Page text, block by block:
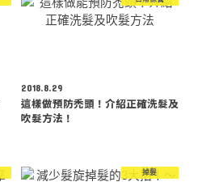
2018.8.29
這樣做預防禿頭！介紹正確洗髮及
吹髮方法！
掉髮